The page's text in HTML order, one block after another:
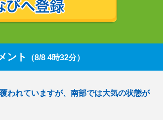
ント （8/8 4時32分）
われていますが、南部では大気の状態が